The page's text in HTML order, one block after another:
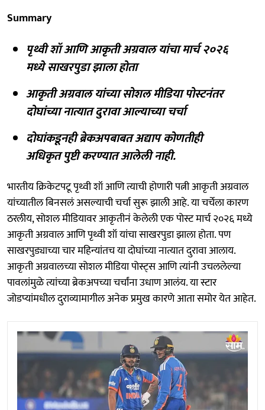
Summary
पृथ्वी शॉ आणि आकृती अग्रवाल यांचा मार्च २०२६
मध्ये साखरपुडा झाला होता
आकृती अग्रवाल यांच्या सोशल मीडिया पोस्टनंतर
दोघांच्या नात्यात दुरावा आल्याच्या चर्चा
दोघांकडूनही ब्रेकअपबाबत अद्याप कोणतीही
अधिकृत पुष्टी करण्यात आलेली नाही.
भारतीय क्रिकेटपटू पृथ्वी शॉ आणि त्याची होणारी पत्नी आकृती अग्रवाल
यांच्यातील बिनसलं असल्याची चर्चा सुरू झाली आहे. या चर्चेला कारण
ठरलीय, सोशल मीडियावर आकृतीनं केलेली एक पोस्ट मार्च २०२६ मध्ये
आकृती अग्रवाल आणि पृथ्वी शॉ यांचा साखरपुडा झाला होता. पण
साखरपुड्याच्या चार महिन्यांतच या दोघांच्या नात्यात दुरावा आलाय.
आकृती अग्रवालच्या सोशल मीडिया पोस्ट्स आणि त्यांनी उचललेल्या
पावलांमुळे त्यांच्या ब्रेकअपच्या चर्चांना उधाण आलंय. या स्टार
जोडप्यांमधील दुराव्यामागील अनेक प्रमुख कारणे आता समोर येत आहेत.